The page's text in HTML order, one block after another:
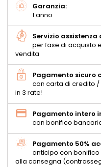
Garanzia:
1 anno
Servizio assistenza
per fase di acquisto
vendita
Pagamento sicuro
con carta di credito /
in 3 rate!
Pagamento intero
con bonifico
Pagamento 50%
anticipo con
alla consegna